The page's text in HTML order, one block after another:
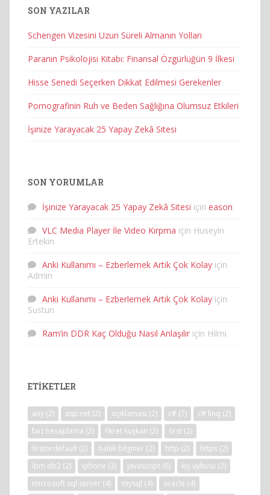
SON YAZILAR
Schengen Vizesini Uzun Süreli Almanın Yolları
Paranın Psikolojisi Kitabı: Finansal Özgürlüğün 9 İlkesi
Hisse Senedi Seçerken Dikkat Edilmesi Gerekenler
Pornografinin Ruh ve Beden Sağlığına Olumsuz Etkileri
İşinize Yarayacak 25 Yapay Zekâ Sitesi
SON YORUMLAR
İşinize Yarayacak 25 Yapay Zekâ Sitesi için eason
VLC Media Player İle Video Kırpma için Huseyin
Ertekin
Anki Kullanımı – Ezberlemek Artık Çok Kolay için
Admin
Anki Kullanımı – Ezberlemek Artık Çok Kolay için
Sustun
Ram’in DDR Kaç Olduğu Nasıl Anlaşılır için Hilmi
ETIKETLER
any (2) asp.net (2) açıklaması (2) c# (7) c# linq (2)
faiz hesaplama (2) fikret kuşkan (2) first (2)
firstordefault (2) haluk bilginer (2) http (2) https (2)
ibm db2 (2) iphone (3) javascript (6) kış uykusu (2)
microsoft sql server (4) mysql (4) oracle (4)